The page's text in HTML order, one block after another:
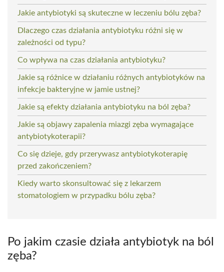
Jakie antybiotyki są skuteczne w leczeniu bólu zęba?
Dlaczego czas działania antybiotyku różni się w
zależności od typu?
Co wpływa na czas działania antybiotyku?
Jakie są różnice w działaniu różnych antybiotyków na
infekcje bakteryjne w jamie ustnej?
Jakie są efekty działania antybiotyku na ból zęba?
Jakie są objawy zapalenia miazgi zęba wymagające
antybiotykoterapii?
Co się dzieje, gdy przerywasz antybiotykoterapię
przed zakończeniem?
Kiedy warto skonsultować się z lekarzem
stomatologiem w przypadku bólu zęba?
Po jakim czasie działa antybiotyk na ból
zęba?